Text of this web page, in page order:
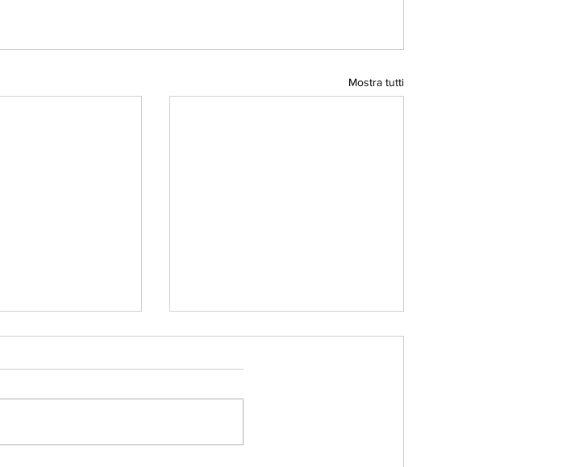
Mostra tutti